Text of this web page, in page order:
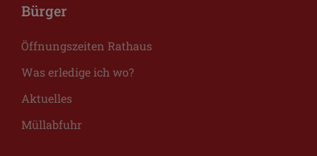
Bürger
Öffnungszeiten Rathaus
Was erledige ich wo?
Aktuelles
Müllabfuhr